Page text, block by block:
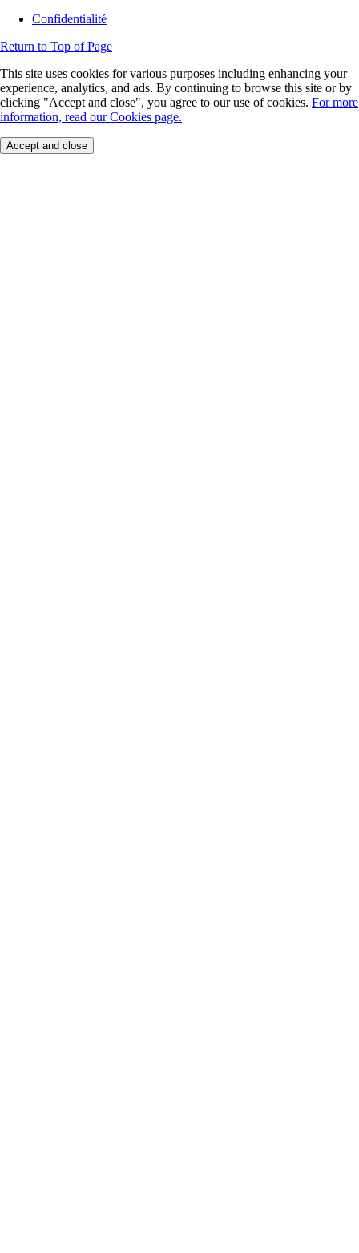
Confidentialité
Return to Top of Page
This site uses cookies for various purposes including enhancing your
experience, analytics, and ads. By continuing to browse this site or by
clicking "Accept and close", you agree to our use of cookies. For more
information, read our Cookies page.
Accept and close